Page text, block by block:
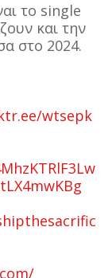
το single
και την
στο 2024.
wtsepk